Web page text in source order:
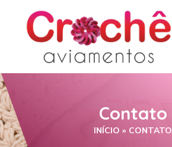
Contato
INÍCIO » CONTATO